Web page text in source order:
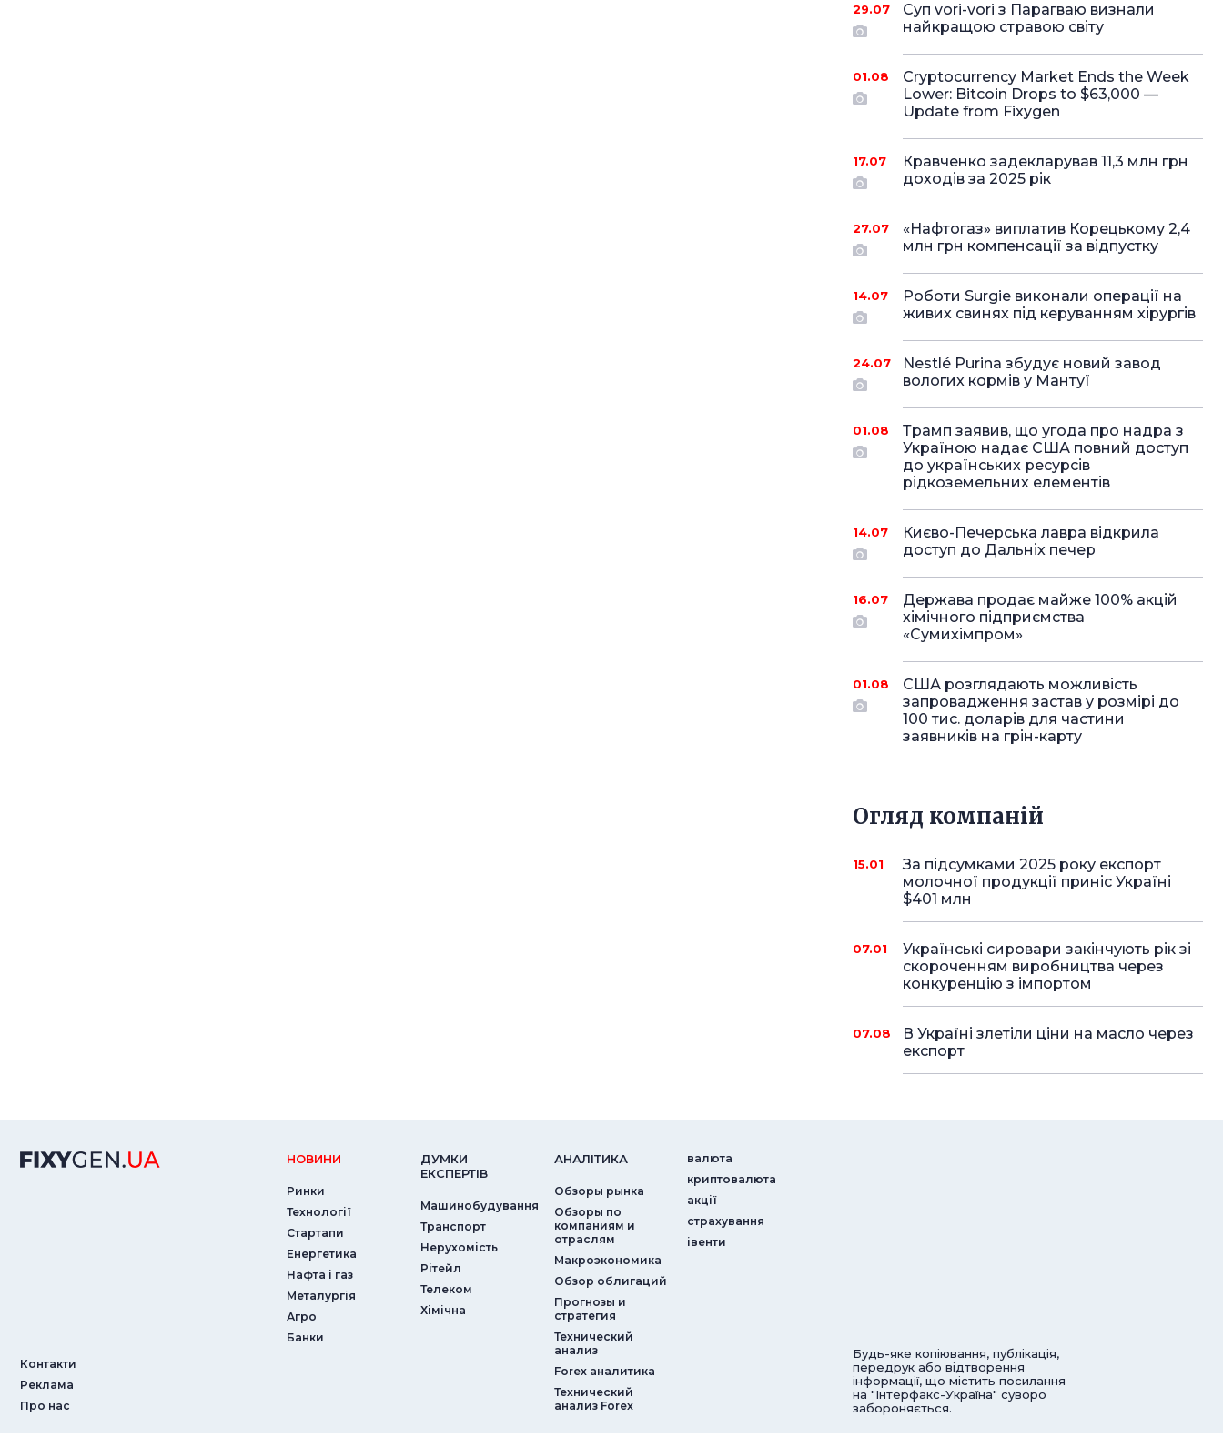
29.07
Суп vori-vori з Парагваю визнали
найкращою стравою світу
01.08
Cryptocurrency Market Ends the Week
Lower: Bitcoin Drops to $63,000 —
Update from Fixygen
17.07
Кравченко задекларував 11,3 млн грн
доходів за 2025 рік
27.07
«Нафтогаз» виплатив Корецькому 2,4
млн грн компенсації за відпустку
14.07
Роботи Surgie виконали операції на
живих свинях під керуванням хірургів
24.07
Nestlé Purina збудує новий завод
вологих кормів у Мантуї
01.08
Трамп заявив, що угода про надра з
Україною надає США повний доступ
до українських ресурсів
рідкоземельних елементів
14.07
Києво-Печерська лавра відкрила
доступ до Дальніх печер
16.07
Держава продає майже 100% акцій
хімічного підприємства
«Сумихімпром»
01.08
США розглядають можливість
запровадження застав у розмірі до
100 тис. доларів для частини
заявників на грін-карту
Огляд компаній
15.01
За підсумками 2025 року експорт
молочної продукції приніс Україні
$401 млн
07.01
Українські сировари закінчують рік зі
скороченням виробництва через
конкуренцію з імпортом
07.08
В Україні злетіли ціни на масло через
експорт
Контакти
Реклама
Про нас
НОВИНИ
Ринки
Технології
Стартапи
Енергетика
Нафта і газ
Металургія
Агро
Банки
ДУМКИ
ЕКСПЕРТIВ
Машинобудування
Транспорт
Нерухомість
Рітейл
Телеком
Хімічна
АНАЛIТИКА
Обзоры рынка
Обзоры по
компаниям и
отраслям
Макроэкономика
Обзор облигаций
Прогнозы и
стратегия
Технический
анализ
Forex аналитика
Технический
анализ Forex
валюта
криптовалюта
акції
страхування
iвенти
Будь-яке копіювання, публікація,
передрук або відтворення
інформації, що містить посилання
на "Інтерфакс-Україна" суворо
забороняється.